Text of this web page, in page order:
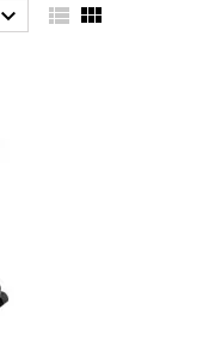
  